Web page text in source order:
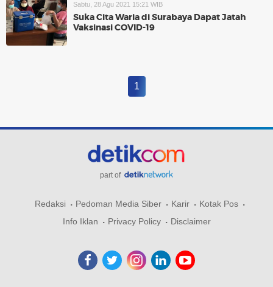
Sabtu, 28 Agu 2021 15:21 WIB
Suka Cita Waria di Surabaya Dapat Jatah
Vaksinasi COVID-19
1
part of
Redaksi Pedoman Media Siber Karir
Kotak Pos
Info Iklan
Privacy Policy Disclaimer